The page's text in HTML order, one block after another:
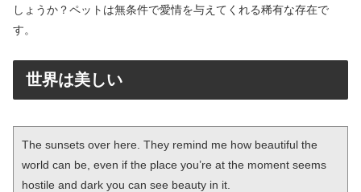
しょうか？ペットは無条件で愛情を与えてくれる稀有な存在で
す。
世界は美しい
The sunsets over here. They remind me how beautiful the
world can be, even if the place you’re at the moment seems
hostile and dark you can see beauty in it.